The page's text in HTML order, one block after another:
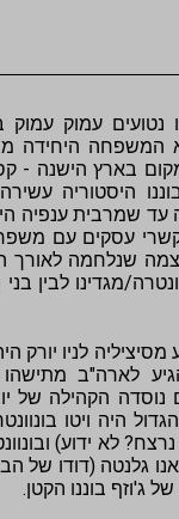
עמוק עמוק
המשפחה היחידה
מקום בארץ הישנה -
היסטוריה
עד שמרבית ענפיה
עסקים עם
שנלחמה
מגדינו
לניו יורק
נוסדה הקהילה של
היה ויטו
בשנת 1901 (אולי נרצח?
גלנטה (דודו של
ג'וזף בוננו הקטן.